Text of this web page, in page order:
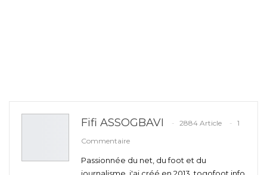
Fifi ASSOGBAVI 2884 Article
1
Commentaire
Passionnée du net, du foot et du